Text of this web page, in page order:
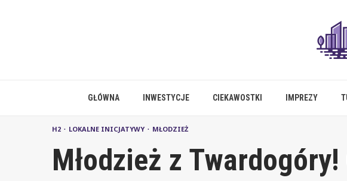
GŁÓWNA INWESTYCJE CIEKAWOSTKI IMPREZY
H2 LOKALNE INICJATYWY MŁODZIEŻ
Młodzież z Twardogóry!